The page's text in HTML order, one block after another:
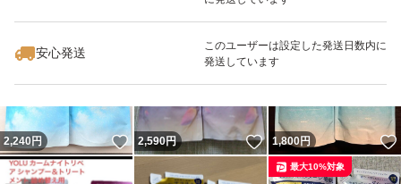
安心発送
このユーザーは設定した発送日数内に
発送しています
いいね！
3,599
2,240円 いいね！
2,590円 いいね！
1,800円
最大10%対象